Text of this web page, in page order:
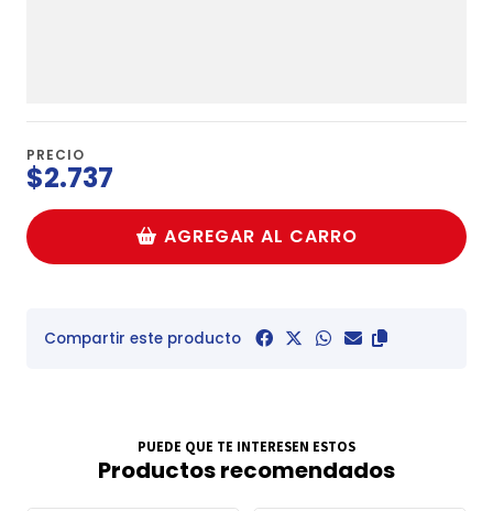
PRECIO
$2.737
AGREGAR AL CARRO
Compartir este producto
PUEDE QUE TE INTERESEN ESTOS
Productos recomendados